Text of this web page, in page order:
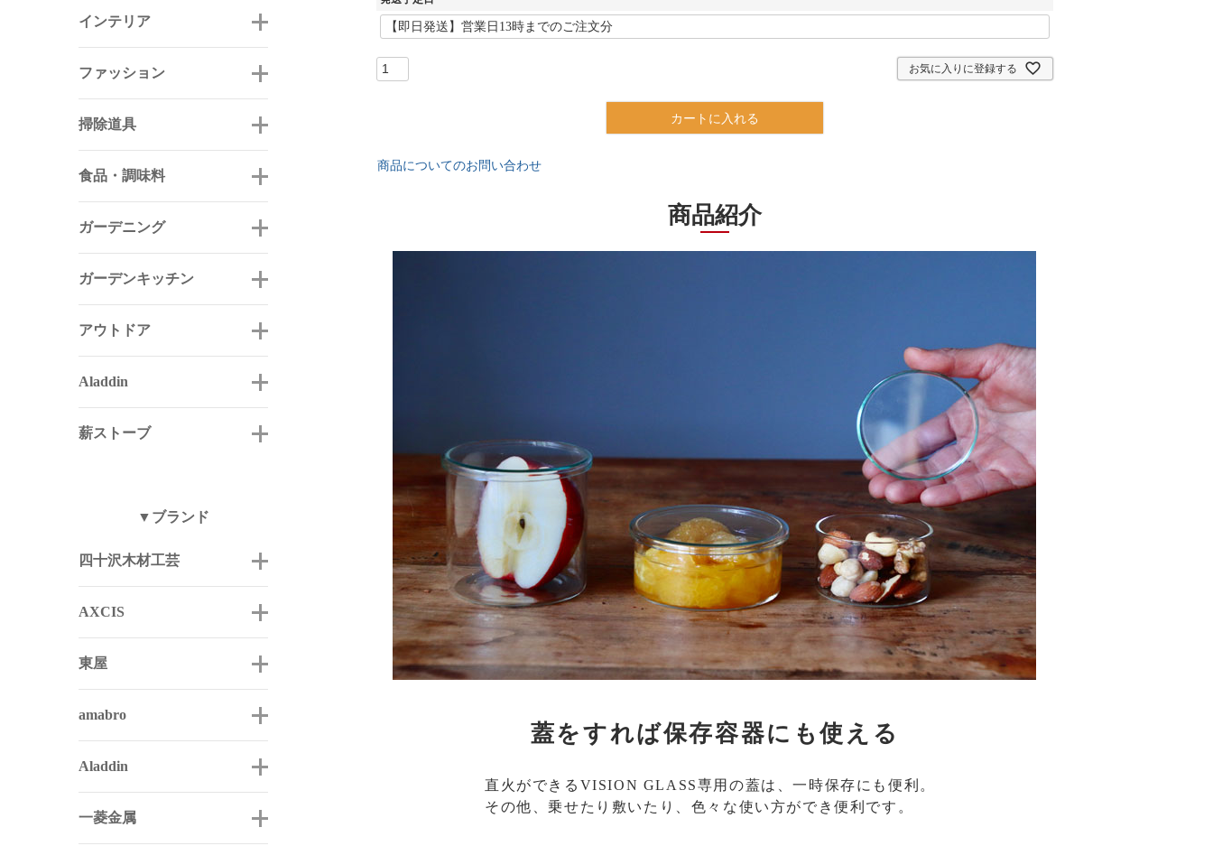
インテリア
ファッション
掃除道具
食品・調味料
ガーデニング
ガーデンキッチン
アウトドア
Aladdin
薪ストーブ
▼ブランド
四十沢木材工芸
AXCIS
東屋
amabro
Aladdin
一菱金属
お気に入りに登録する
カートに入れる
商品についてのお問い合わせ
商品紹介
蓋をすれば保存容器にも使える
直火ができるVISION GLASS専用の蓋は、一時保存にも便利。
その他、乗せたり敷いたり、色々な使い方ができ便利です。